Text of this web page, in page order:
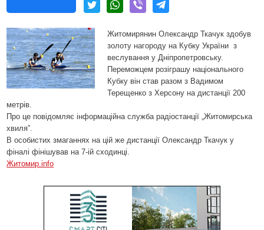
Житомирянин Олександр Ткачук здобув
золоту нагороду на Кубку України з
веслування у Дніпропетровську.
Переможцем розіграшу національного
Кубку він став разом з Вадимом
Терещенко з Херсону на дистанції 200
метрів.
Про це повідомляє інформаційна служба радіостанції „Житомирська
хвиля”.
В особистих змаганнях на цій же дистанції Олександр Ткачук у
фіналі фінішував на 7-ій сходинці.
Житомир.info